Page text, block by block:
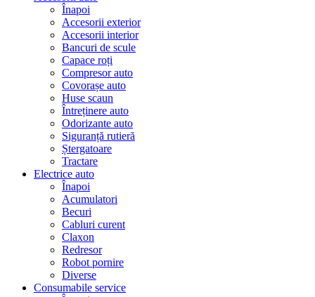
Înapoi
Accesorii exterior
Accesorii interior
Bancuri de scule
Capace roți
Compresor auto
Covorașe auto
Huse scaun
Întreținere auto
Odorizante auto
Siguranță rutieră
Ștergatoare
Tractare
Electrice auto
Înapoi
Acumulatori
Becuri
Cabluri curent
Claxon
Redresor
Robot pornire
Diverse
Consumabile service